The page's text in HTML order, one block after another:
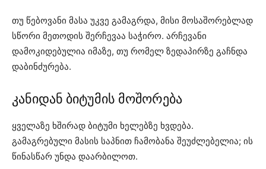
თუ წებოვანი მასა უკვე გამაგრდა, მისი მოსაშორებლად
სწორი მეთოდის შერჩევაა საჭირო. არჩევანი
დამოკიდებულია იმაზე, თუ რომელ ზედაპირზე გაჩნდა
დაბინძურება.
კანიდან ბიტუმის მოშორება
ყველაზე ხშირად ბიტუმი ხელებზე ხვდება.
გამაგრებული მასის საპნით ჩამობანა შეუძლებელია; ის
წინასწარ უნდა დაარბილოთ.